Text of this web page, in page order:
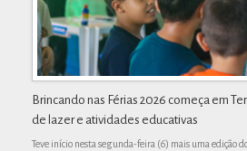
Brincando nas Férias 2026 começa em
de lazer e atividades educativas
Teve início nesta segunda-feira (6) mais uma edição